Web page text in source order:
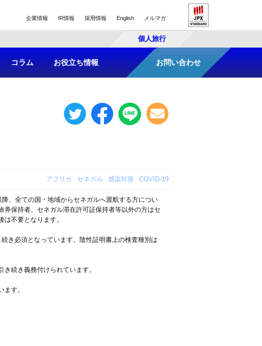
企業情報 IR情報 採用情報 English メルマガ
個人旅行
コラム お役立ち情報 お問い合わせ
アフリカ セネガル 感染対策 COVID-19
、全ての国・地域からセネガルへ渡航する方につい
保持者、セネガル滞在許可証保持者等以外の方はセ
不要となります。
き必須となっています。陰性証明書上の検査種別は
続き義務付けられています。
す。